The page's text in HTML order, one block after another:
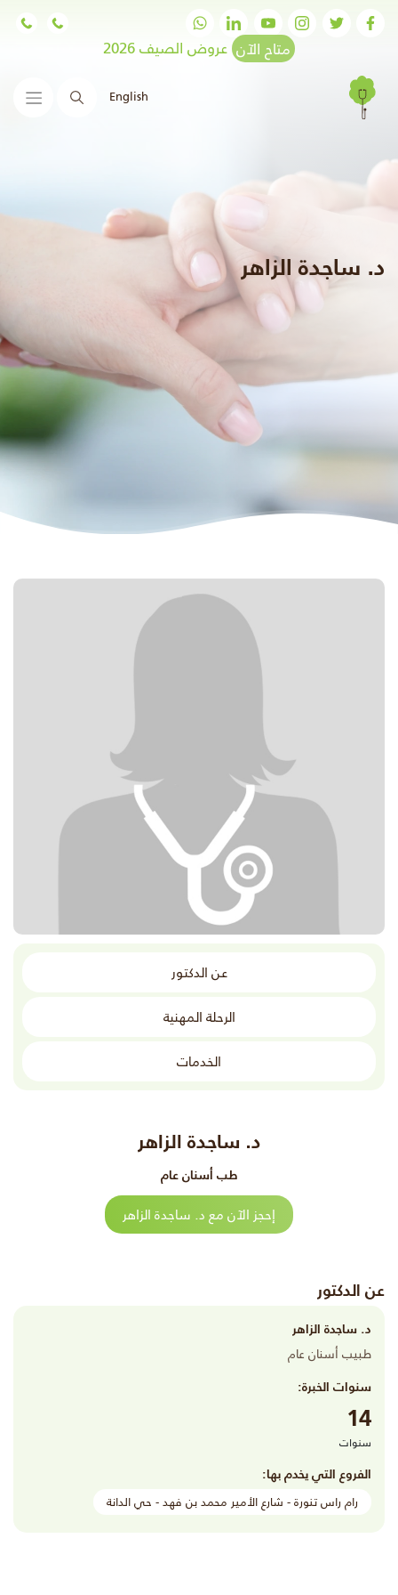
متاح الآن عروض الصيف 2026
English البحث
د. ساجدة الزاهر
عن الدكتور
الرحلة المهنية
الخدمات
د. ساجدة الزاهر
طب أسنان عام
إحجز الآن مع د. ساجدة الزاهر
عن الدكتور
د. ساجدة الزاهر
طبيب أسنان عام
سنوات الخبرة:
14
سنوات
الفروع التي يخدم بها:
رام راس تنورة - شارع الأمير محمد بن فهد - حي الدانة